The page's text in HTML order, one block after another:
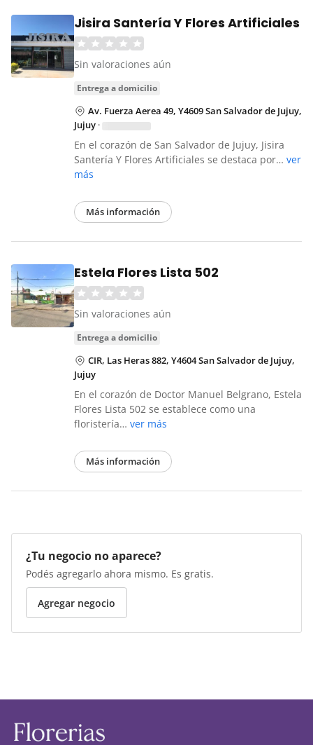
Jisira Santería Y Flores Artificiales
Sin valoraciones aún
entrega a domicilio
Av. Fuerza Aerea 49, Y4609 San Salvador de Jujuy,
Jujuy ·
En el corazón de San Salvador de Jujuy, Jisira
Santería Y Flores Artificiales se destaca por… ver
más
Más información
Estela Flores Lista 502
Sin valoraciones aún
entrega a domicilio
CIR, Las Heras 882, Y4604 San Salvador de Jujuy,
Jujuy
En el corazón de Doctor Manuel Belgrano, Estela
Flores Lista 502 se establece como una
floristería… ver más
Más información
¿Tu negocio no aparece?
Podés agregarlo ahora mismo. Es gratis.
Agregar negocio